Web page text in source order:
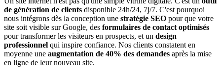
de génération de clients disponible 24h/24, 7j/7. C'est pourquoi
nous intégrons dès la conception une stratégie SEO pour que votre
site soit visible sur Google, des formulaires de contact optimisés
pour transformer les visiteurs en prospects, et un design
professionnel qui inspire confiance. Nos clients constatent en
moyenne une augmentation de 40% des demandes après la mise
en ligne de leur nouveau site.